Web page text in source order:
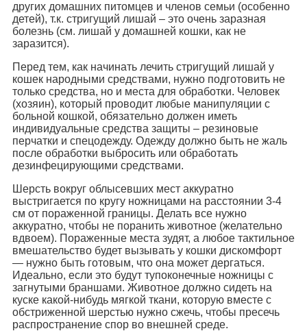
других домашних питомцев и членов семьи (особенно
детей), т.к. стригущий лишай – это очень заразная
болезнь (см. лишай у домашней кошки, как не
заразится).
Перед тем, как начинать лечить стригущий лишай у
кошек народными средствами, нужно подготовить не
только средства, но и места для обработки. Человек
(хозяин), который проводит любые манипуляции с
больной кошкой, обязательно должен иметь
индивидуальные средства защиты – резиновые
перчатки и спецодежду. Одежду должно быть не жаль
после обработки выбросить или обработать
дезинфецирующими средствами.
Шерсть вокруг облысевших мест аккуратно
выстригается по кругу ножницами на расстоянии 3-4
см от пораженной границы. Делать все нужно
аккуратно, чтобы не поранить животное (желательно
вдвоем). Пораженные места зудят, а любое тактильное
вмешательство будет вызывать у кошки дискомфорт
— нужно быть готовым, что она может дергаться.
Идеально, если это будут тупоконечные ножницы с
загнутыми браншами. Животное должно сидеть на
куске какой-нибудь мягкой ткани, которую вместе с
обстриженной шерстью нужно сжечь, чтобы пресечь
распространение спор во внешней среде.